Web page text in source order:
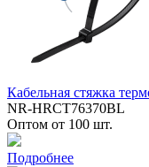
Кабельная стяжка
NR-HRCT76370BL
Оптом от 100 шт.
Подробнее